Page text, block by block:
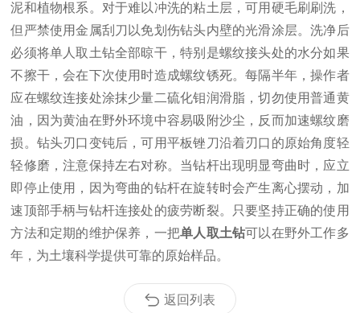
泥和植物根系。对于难以冲洗的粘土层，可用硬毛刷刷洗，
但严禁使用金属刮刀以免划伤钻头内壁的光滑涂层。洗净后
必须将单人取土钻全部晾干，特别是螺纹接头处的水分如果
不擦干，会在下次使用时造成螺纹锈死。每隔半年，操作者
应在螺纹连接处涂抹少量二硫化钼润滑脂，切勿使用普通黄
油，因为黄油在野外环境中容易吸附沙尘，反而加速螺纹磨
损。钻头刃口变钝后，可用平板锉刀沿着刃口的原始角度轻
轻修磨，注意保持左右对称。当钻杆出现明显弯曲时，应立
即停止使用，因为弯曲的钻杆在旋转时会产生离心摆动，加
速顶部手柄与钻杆连接处的疲劳断裂。只要坚持正确的使用
方法和定期的维护保养，一把单人取土钻可以在野外工作多
年，为土壤科学提供可靠的原始样品。
返回列表